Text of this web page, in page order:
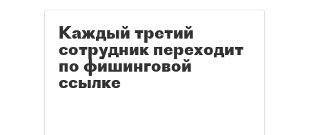
Каждый третий
сотрудник переходит
по фишинговой
ссылке